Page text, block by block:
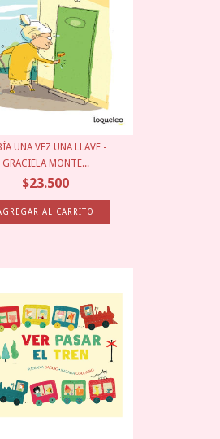
UNA VEZ UNA LLAVE -
GRACIELA MONTE...
$23.500